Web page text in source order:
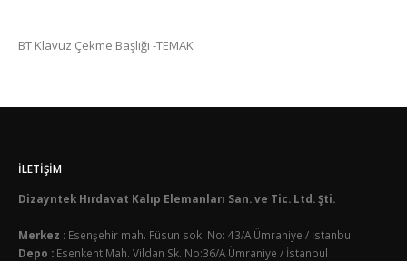
BT Klavuz Çekme Başlığı -TEMAK
İLETIŞIM
Dizayntek Hırdavat Kalıp Elemanları San. ve Tic. Ltd. Şti.
Merkez : Esenşehir mah. Füsun sok. No: 43/A Ümraniye / İstanbul
Depo : Esenkent Mah. Vildan Sk. No:36/A Ümraniye / İstanbul